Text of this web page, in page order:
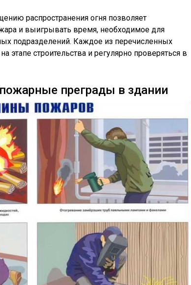
распространения огня позволяет
и выигрывать время, необходимое для
подразделений. Каждое из перечисленных
этапе строительства и регулярно проверяться в
преграды в здании